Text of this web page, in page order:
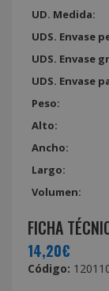
UD. Medida:
UDS. Envase
UDS. Envase
UDS. Envase
Peso:
Alto:
Ancho:
Largo:
Volumen:
FICHA
14,20€
Código: